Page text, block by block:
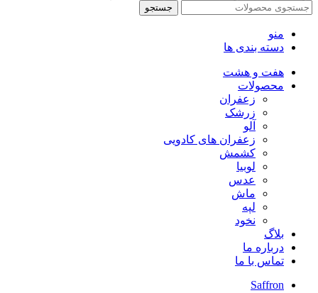
جستجو
منو
دسته بندی ها
هفت و هشت
محصولات
زعفران
زرشک
آلو
زعفران های کادویی
کشمش
لوبیا
عدس
ماش
لپه
نخود
بلاگ
درباره ما
تماس با ما
Saffron